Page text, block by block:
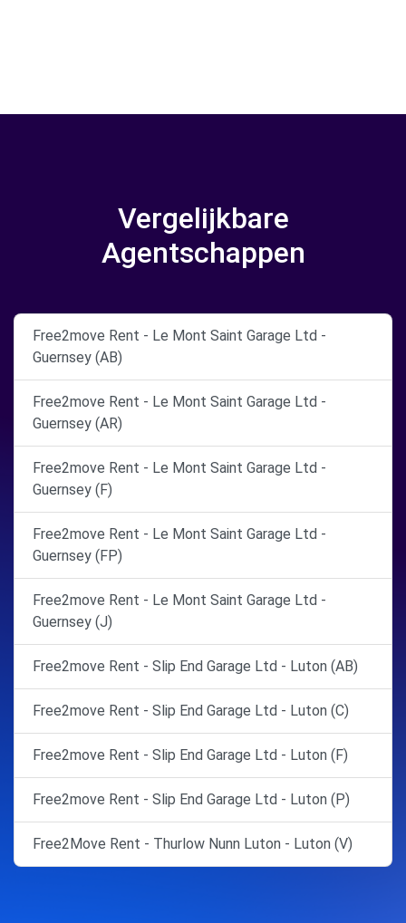
Vergelijkbare
Agentschappen
Free2move Rent - Le Mont Saint Garage Ltd -
Guernsey (AB)
Free2move Rent - Le Mont Saint Garage Ltd -
Guernsey (AR)
Free2move Rent - Le Mont Saint Garage Ltd -
Guernsey (F)
Free2move Rent - Le Mont Saint Garage Ltd -
Guernsey (FP)
Free2move Rent - Le Mont Saint Garage Ltd -
Guernsey (J)
Free2move Rent - Slip End Garage Ltd - Luton (AB)
Free2move Rent - Slip End Garage Ltd - Luton (C)
Free2move Rent - Slip End Garage Ltd - Luton (F)
Free2move Rent - Slip End Garage Ltd - Luton (P)
Free2Move Rent - Thurlow Nunn Luton - Luton (V)